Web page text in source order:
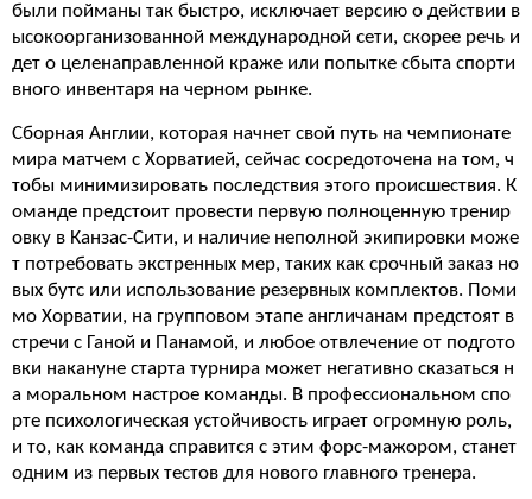
были пойманы так быстро, исключает версию о действии в
ысокоорганизованной международной сети, скорее речь и
дет о целенаправленной краже или попытке сбыта спорти
вного инвентаря на черном рынке.
Сборная Англии, которая начнет свой путь на чемпионате
мира матчем с Хорватией, сейчас сосредоточена на том, ч
тобы минимизировать последствия этого происшествия. К
оманде предстоит провести первую полноценную тренир
овку в Канзас-Сити, и наличие неполной экипировки може
т потребовать экстренных мер, таких как срочный заказ но
вых бутс или использование резервных комплектов. Поми
мо Хорватии, на групповом этапе англичанам предстоят в
стречи с Ганой и Панамой, и любое отвлечение от подгото
вки накануне старта турнира может негативно сказаться н
а моральном настрое команды. В профессиональном спо
рте психологическая устойчивость играет огромную роль,
и то, как команда справится с этим форс-мажором, станет
одним из первых тестов для нового главного тренера.